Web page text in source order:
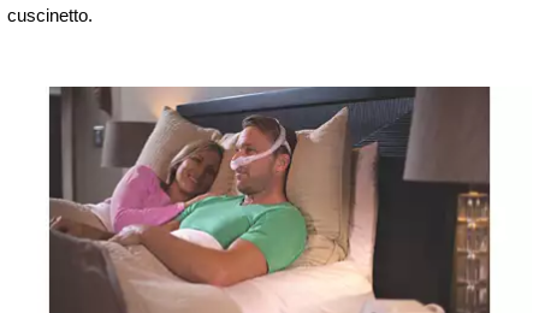
cuscinetto.